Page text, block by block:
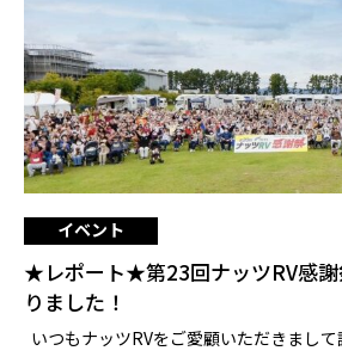
イベント
★レポート★第23回ナッツRV感謝
りました！
いつもナッツRVをご愛顧いただきまして